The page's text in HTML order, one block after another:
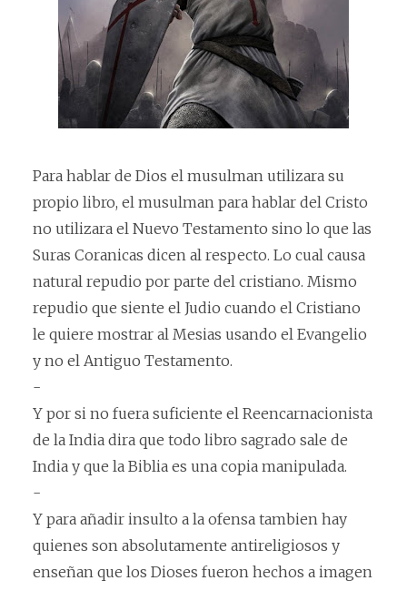
Para hablar de Dios el musulman utilizara su
propio libro, el musulman para hablar del Cristo
no utilizara el Nuevo Testamento sino lo que las
Suras Coranicas dicen al respecto. Lo cual causa
natural repudio por parte del cristiano. Mismo
repudio que siente el Judio cuando el Cristiano
le quiere mostrar al Mesias usando el Evangelio
y no el Antiguo Testamento.
-
Y por si no fuera suficiente el Reencarnacionista
de la India dira que todo libro sagrado sale de
India y que la Biblia es una copia manipulada.
-
Y para añadir insulto a la ofensa tambien hay
quienes son absolutamente antireligiosos y
enseñan que los Dioses fueron hechos a imagen